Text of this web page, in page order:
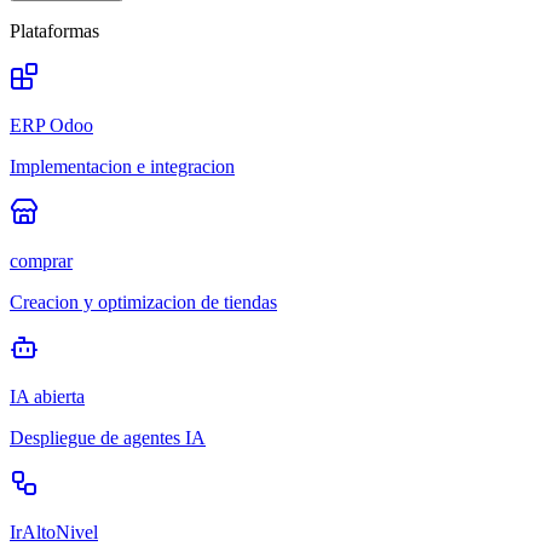
Plataformas
ERP Odoo
Implementacion e integracion
comprar
Creacion y optimizacion de tiendas
IA abierta
Despliegue de agentes IA
IrAltoNivel